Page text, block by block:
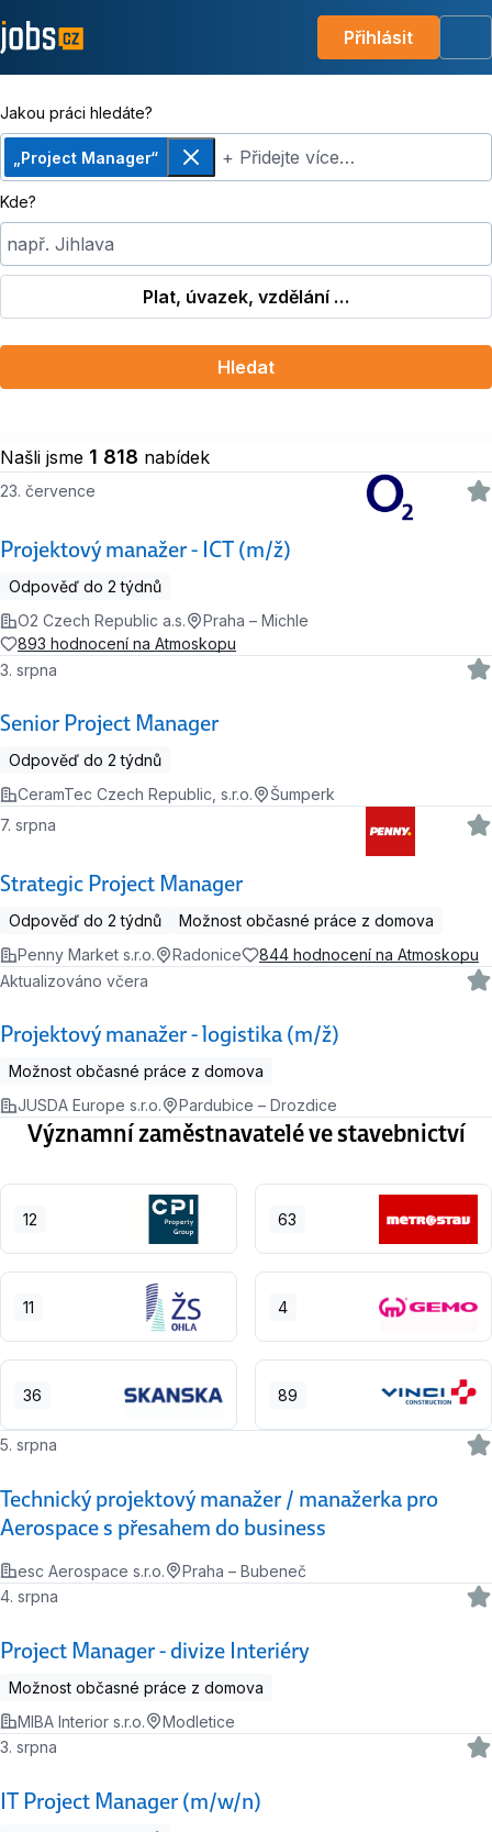
Přihlásit
Jakou práci hledáte?
„Project Manager“
Odebrat+ Přidejte více…
Kde?
např. Jihlava
Plat, úvazek, vzdělání …
Hledat
Našli jsme 1 818 nabídek
Projektový manažer - ICT (m/ž)
23. července
Odpověď do 2 týdnů
O2 Czech Republic a.s.
Praha – Michle
893 hodnocení na Atmoskopu
Senior Project Manager
3. srpna
Odpověď do 2 týdnů
CeramTec Czech Republic, s.r.o.
Šumperk
Strategic Project Manager
7. srpna
Odpověď do 2 týdnů
Možnost občasné práce z domova
Penny Market s.r.o.
Radonice 844 hodnocení na Atmoskopu
Projektový manažer - logistika (m/ž)
Aktualizováno včera
Možnost občasné práce z domova
JUSDA Europe s.r.o.
Pardubice – Drozdice
Významní zaměstnavatelé ve stavebnictví
12 63
11 4
36 89
Technický projektový manažer / manažerka pro
Aerospace s přesahem do business
5. srpna
esc Aerospace s.r.o. Praha – Bubeneč
Project Manager - divize Interiéry
4. srpna
Možnost občasné práce z domova
MIBA Interior s.r.o.
Modletice
IT Project Manager (m/w/n)
3. srpna